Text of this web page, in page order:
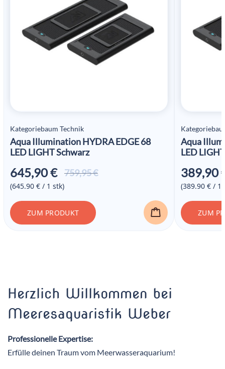
Kategoriebaum Technik
Aqua Illumination HYDRA EDGE 68
LED LIGHT Schwarz
759,95€Ursprünglicher
645,90€
Aktueller
(645.90 € / 1 stk)
ZUM PRODUKT
Aqua
LED
389,90
(389.90 € / 1
ZUM
Herzlich Willkommen bei
Meeresaquaristik Weber
Professionelle Expertise:
Erfülle deinen Traum vom Meerwasseraquarium!